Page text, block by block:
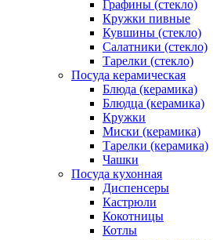
Графины (стекло)
Кружки пивные
Кувшины (стекло)
Салатники (стекло)
Тарелки (стекло)
Посуда керамическая
Блюда (керамика)
Блюдца (керамика)
Кружки
Миски (керамика)
Тарелки (керамика)
Чашки
Посуда кухонная
Диспенсеры
Кастрюли
Кокотницы
Котлы